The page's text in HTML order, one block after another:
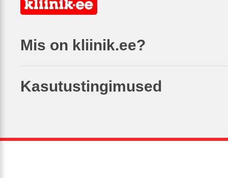
Mis on kliinik.ee?
Kasutustingimused